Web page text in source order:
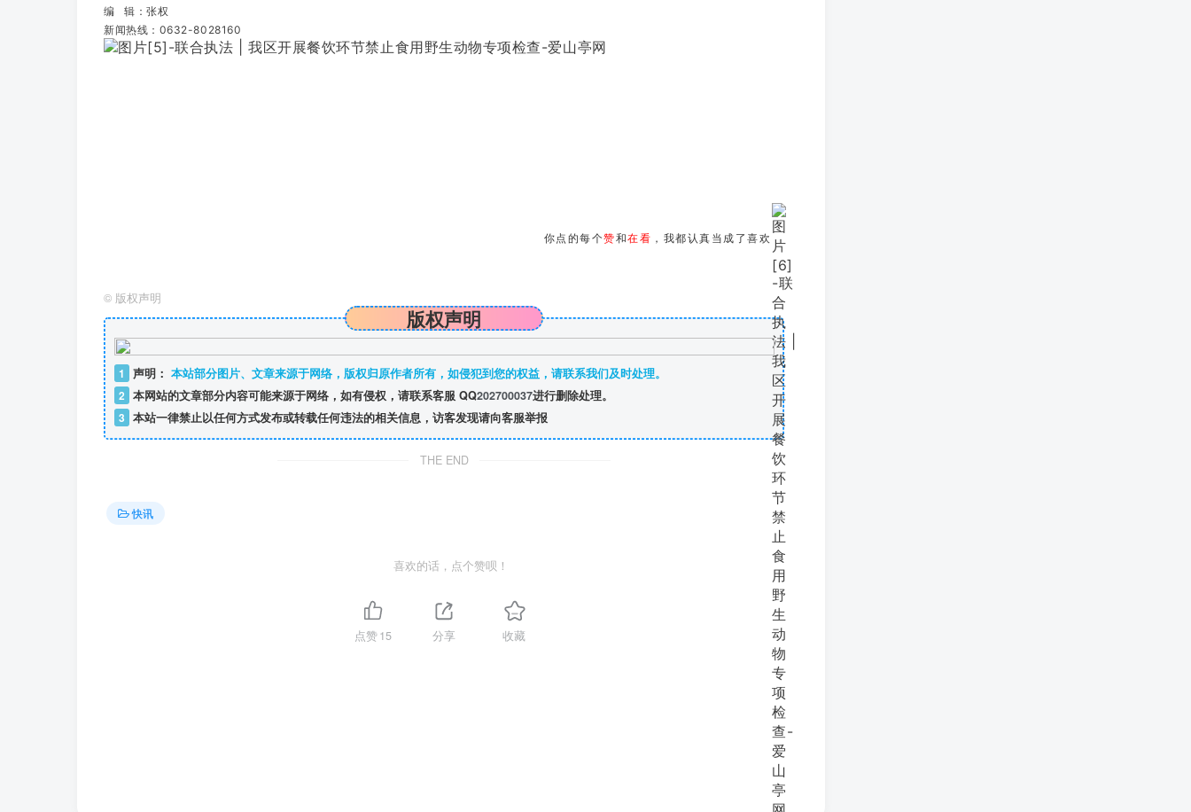
编 辑：张权
新闻热线：0632-8028160
你点的每个赞和在看 ，我都认真当成了喜欢
© 版权声明
版权声明
1 声明： 本站部分图片、文章来源于网络，版权归原作者所有，如侵犯到您的权益，请联系我们及时处理。
2 本网站的文章部分内容可能来源于网络，如有侵权，请联系客服 QQ202700037进行删除处理。
3 本站一律禁止以任何方式发布或转载任何违法的相关信息，访客发现请向客服举报
THE END
快讯
喜欢的话，点个赞呗！
点赞15 分享 收藏